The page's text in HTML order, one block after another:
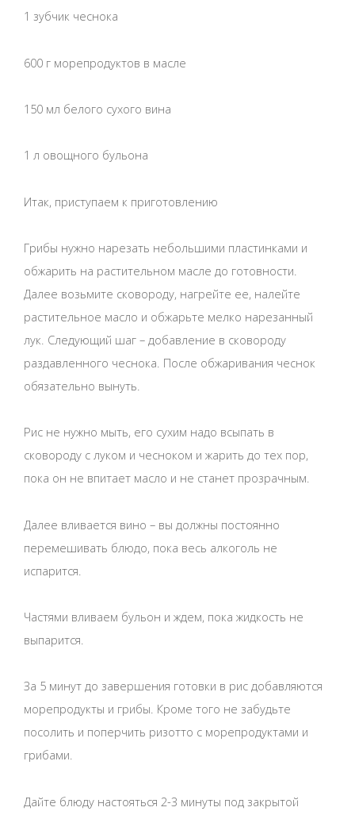
1 зубчик чеснока
600 г морепродуктов в масле
150 мл белого сухого вина
1 л овощного бульона
Итак, приступаем к приготовлению
Грибы нужно нарезать небольшими пластинками и
обжарить на растительном масле до готовности.
Далее возьмите сковороду, нагрейте ее, налейте
растительное масло и обжарьте мелко нарезанный
лук. Следующий шаг – добавление в сковороду
раздавленного чеснока. После обжаривания чеснок
обязательно вынуть.
Рис не нужно мыть, его сухим надо всыпать в
сковороду с луком и чесноком и жарить до тех пор,
пока он не впитает масло и не станет прозрачным.
Далее вливается вино – вы должны постоянно
перемешивать блюдо, пока весь алкоголь не
испарится.
Частями вливаем бульон и ждем, пока жидкость не
выпарится.
За 5 минут до завершения готовки в рис добавляются
морепродукты и грибы. Кроме того не забудьте
посолить и поперчить ризотто с морепродуктами и
грибами.
Дайте блюду настояться 2-3 минуты под закрытой